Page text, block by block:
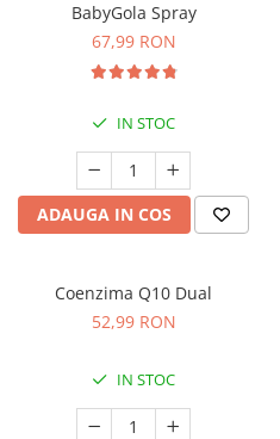
BabyGola Spray
67,99 RON
IN STOC
ADAUGA IN COS
Coenzima Q10 Dual
52,99 RON
IN STOC